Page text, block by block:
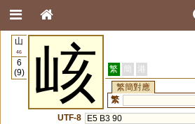
山
46
6
(9)
峐 繁 簡 港
繁簡對應
繁
UTF-8
E5 B3 90